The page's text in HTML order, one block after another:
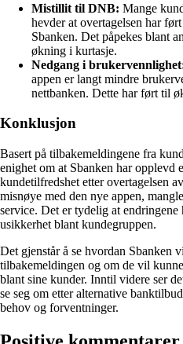
Mistillit til DNB: Mange
hevder at overtagelsen har
Sbanken. Det påpekes blant
økning i kurtasje.
Nedgang i
appen er langt mindre
nettbanken. Dette har ført til
Konklusjon
Basert på tilbakemeldingene fra
enighet om at Sbanken har opplevd
kundetilfredshet etter overtagelsen
misnøye med den nye appen,
service. Det er tydelig at endringene
usikkerhet blant kundegruppen.
Det gjenstår å se hvordan Sbanken
tilbakemeldingen og om de vil
blant sine kunder. Inntil videre ser
se seg om etter alternative
behov og forventninger.